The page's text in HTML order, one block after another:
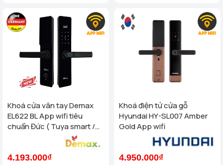
Khoá cửa vân tay Demax
EL622 BL App wifi tiêu
chuẩn Đức ( Tuya smart /
4.193.000₫
Khoá điện tử cửa gỗ
Hyundai HY-SL007 Amber
Gold App wifi
4.950.000₫